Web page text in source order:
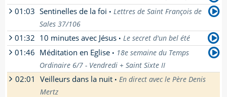
Romains 6,15-11,36
01:03 Sentinelles de la foi • Lettres de Saint François de
Sales 37/106
parDominique-
[En savoir plus]
01:32 10 minutes avec Jésus • Le secret d'un bel été
parUn prêtre de l'opus Dei-
[ En savoir plus
01:46 Méditation en Eglise • 18e semaine du Temps
Ordinaire 6/7 - Vendredi + Saint Sixte II
parRichard -
02:01 Veilleurs dans la nuit • En direct avec le Père Denis
Mertz